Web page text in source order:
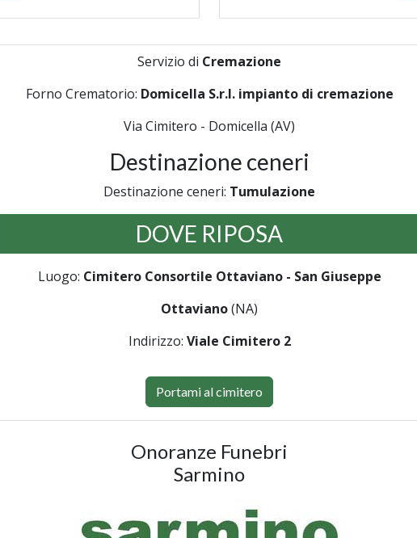
Servizio di Cremazione
Forno Crematorio: Domicella S.r.l. impianto di cremazione
Via Cimitero - Domicella (AV)
Destinazione ceneri
Destinazione ceneri: Tumulazione
DOVE RIPOSA
Luogo: Cimitero Consortile Ottaviano - San Giuseppe
Ottaviano(NA)
Indirizzo: Viale Cimitero 2
Portami al cimitero
Onoranze Funebri
Sarmino